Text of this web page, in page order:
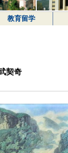
教育留学
契奇